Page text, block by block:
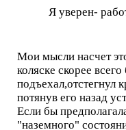
Я уверен-
Мои мысли насчет
коляске скорее
подъехал,отстегнул
потянув его назад
Если бы
"наземного"